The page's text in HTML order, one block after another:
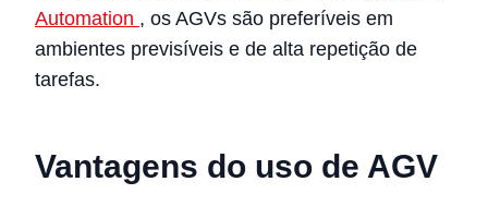
Automation , os AGVs são preferíveis em
ambientes previsíveis e de alta repetição de
tarefas.
Vantagens do uso de AGV